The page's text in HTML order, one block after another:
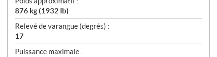
876 kg (1932 lb)
Relevé de varangue (degrés) :
17
Puissance maximale :